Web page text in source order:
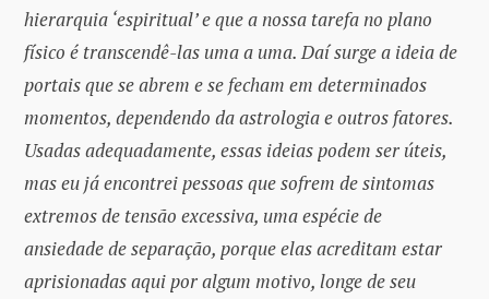
hierarquia ‘espiritual’ e que a nossa tarefa no plano
físico é transcendê-las uma a uma. Daí surge a ideia de
portais que se abrem e se fecham em determinados
momentos, dependendo da astrologia e outros fatores.
Usadas adequadamente, essas ideias podem ser úteis,
mas eu já encontrei pessoas que sofrem de sintomas
extremos de tensão excessiva, uma espécie de
ansiedade de separação, porque elas acreditam estar
aprisionadas aqui por algum motivo, longe de seu